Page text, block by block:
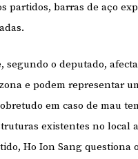
partidos, barras de aço
segundo o deputado,
e podem representar
em caso de mau
existentes no local
Ho Ion Sang questiona